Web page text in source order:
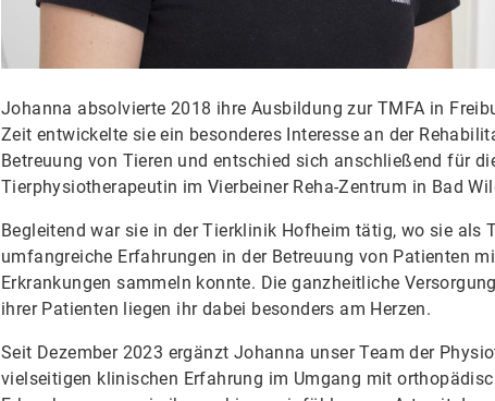
Johanna absolvierte 2018 ihre Ausbildung zur TMFA in
Zeit entwickelte sie ein besonderes Interesse an der
Betreuung von Tieren und entschied sich anschließend für
Tierphysiotherapeutin im Vierbeiner Reha-Zentrum in Bad
Begleitend war sie in der Tierklinik Hofheim tätig, wo sie als
umfangreiche Erfahrungen in der Betreuung von Patienten
Erkrankungen sammeln konnte. Die ganzheitliche
ihrer Patienten liegen ihr dabei besonders am Herzen.
Seit Dezember 2023 ergänzt Johanna unser Team der
vielseitigen klinischen Erfahrung im Umgang mit